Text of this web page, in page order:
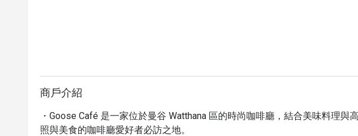
商戶介紹
・Goose Café 是一家位於曼谷 Watthana 區的時尚咖啡廳，結合美味料理與
照與美食的咖啡廳愛好者必訪之地。